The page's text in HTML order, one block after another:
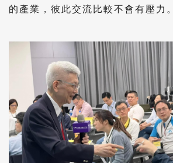
的產業，彼此交流比較不會有壓力。